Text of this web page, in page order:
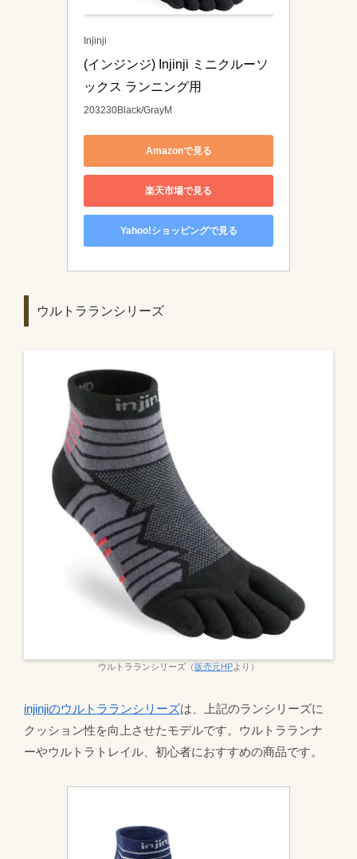
Injinji
(インジンジ) Injinji ミニクルーソ
ックス ランニング用
203230Black/GrayM
Amazonで見る
楽天市場で見る
Yahoo!ショッピングで見る
ウルトラランシリーズ
ウルトラランシリーズ（ 販売元HPより）
injinjiのウルトラランシリーズは、上記のランシリーズに
クッション性を向上させたモデルです。ウルトラランナ
ーやウルトラトレイル、初心者におすすめの商品です。